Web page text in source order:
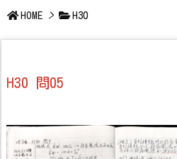
HOME > H30
H30 問05